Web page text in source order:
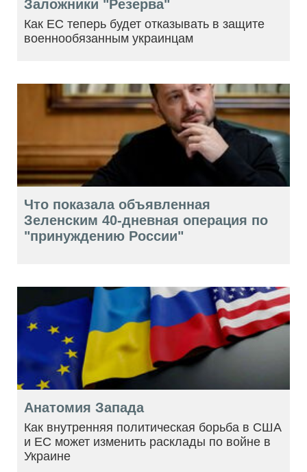
Заложники "Резерва"
Как ЕС теперь будет отказывать в защите
военнообязанным украинцам
Что показала объявленная
Зеленским 40-дневная операция по
"принуждению России"
Анатомия Запада
Как внутренняя политическая борьба в США
и ЕС может изменить расклады по войне в
Украине